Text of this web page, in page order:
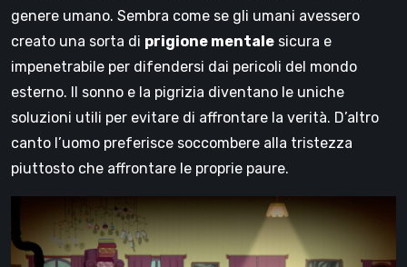
genere umano. Sembra come se gli umani avessero
creato una sorta di prigione mentale sicura e
impenetrabile per difendersi dai pericoli del mondo
esterno. Il sonno e la pigrizia diventano le uniche
soluzioni utili per evitare di affrontare la verità. D’altro
canto l’uomo preferisce soccombere alla tristezza
piuttosto che affrontare le proprie paure.